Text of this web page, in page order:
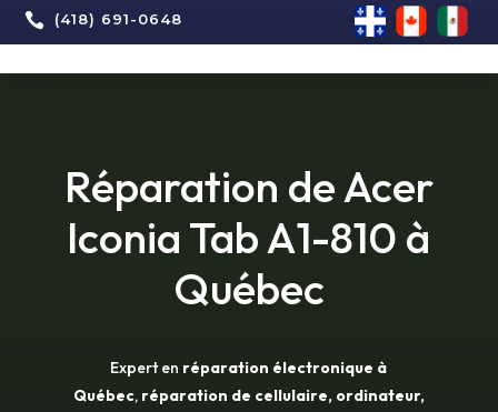
 (418) 691-0648
Réparation de Acer
Iconia Tab A1-810 à
Québec
Expert en réparation électronique à
Québec, réparation de cellulaire, ordinateur,